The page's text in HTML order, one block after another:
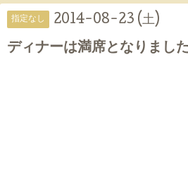
指定なし 2014-08-23 (土)
ディナーは満席となりまし